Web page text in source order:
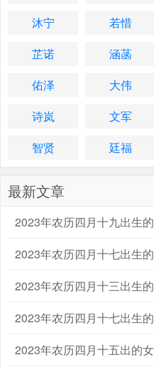
沐宁
若惜
芷诺
涵菡
佑泽
大伟
诗岚
文军
智贤
廷福
最新文章